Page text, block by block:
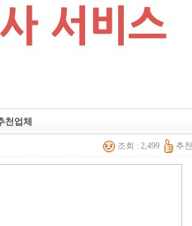
천업체
조회 : 2,499 추